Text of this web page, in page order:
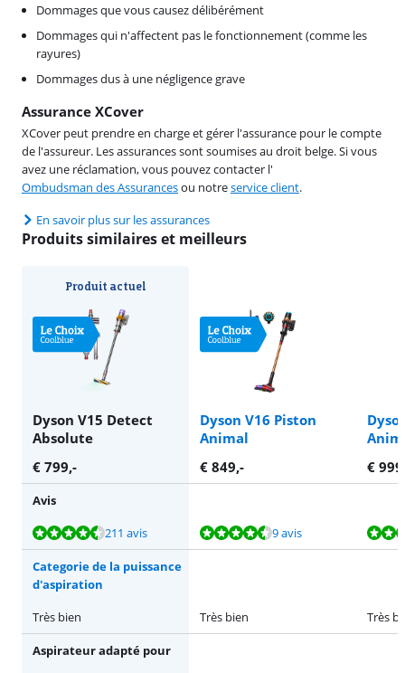
Dommages que vous causez délibérément
Dommages qui n'affectent pas le fonctionnement (comme les
rayures)
Dommages dus à une négligence grave
Assurance XCover
XCover peut prendre en charge et gérer l'assurance pour le compte
de l'assureur. Les assurances sont soumises au droit belge. Si vous
avez une réclamation, vous pouvez contacter l'
Ombudsman des Assurancesou notreservice client.
En savoir plus sur les assurances
Produits similaires et meilleurs
Produit actuel
Dyson V15 Detect
Absolute
Dyson V16 Piston
Animal
€ 799,- € 849,- € 999
Avis
La note est de 8,7 sur 10, basée sur 211 avis.
211 avis
La note est de 8,9 sur 10, basée sur 9 avis. 9 avis
La note est de 4,6 sur 10, basée sur 4 avis.
La note est de 8,7 sur 10, basée sur 237 avis.
Categorie de la puissance
d'aspiration
Très bien
Très bien Très
Aspirateur adapté pour